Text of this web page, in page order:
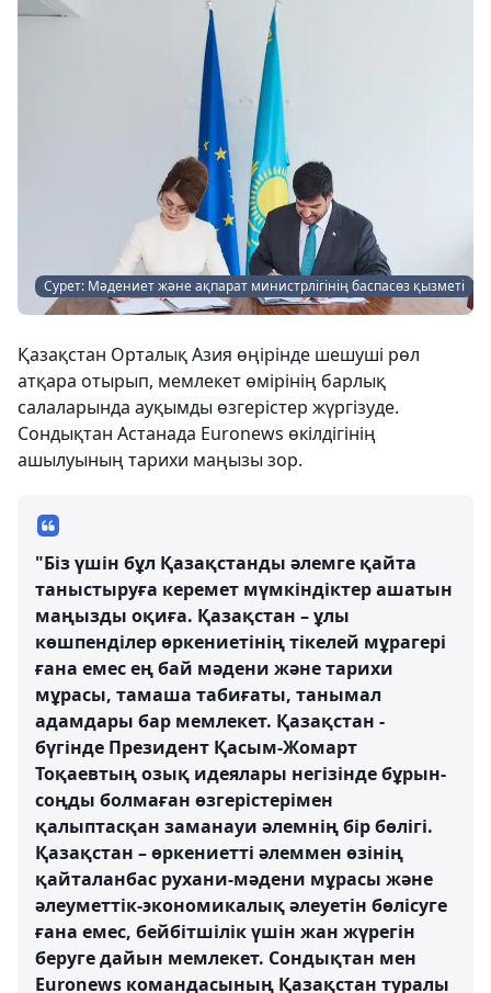
Сурет: Мәдениет және ақпарат министрлігінің баспасөз қызметі
Қазақстан Орталық Азия өңірінде шешуші рөл
атқара отырып, мемлекет өмірінің барлық
салаларында ауқымды өзгерістер жүргізуде.
Сондықтан Астанада Euronews өкілдігінің
ашылуының тарихи маңызы зор.
"Біз үшін бұл Қазақстанды әлемге қайта
таныстыруға керемет мүмкіндіктер ашатын
маңызды оқиға. Қазақстан – ұлы
көшпенділер өркениетінің тікелей мұрагері
ғана емес ең бай мәдени және тарихи
мұрасы, тамаша табиғаты, танымал
адамдары бар мемлекет. Қазақстан -
бүгінде Президент Қасым-Жомарт
Тоқаевтың озық идеялары негізінде бұрын-
соңды болмаған өзгерістерімен
қалыптасқан заманауи әлемнің бір бөлігі.
Қазақстан – өркениетті әлеммен өзінің
қайталанбас рухани-мәдени мұрасы және
әлеуметтік-экономикалық әлеуетін бөлісуге
ғана емес, бейбітшілік үшін жан жүрегін
беруге дайын мемлекет. Сондықтан мен
Euronews командасының Қазақстан туралы